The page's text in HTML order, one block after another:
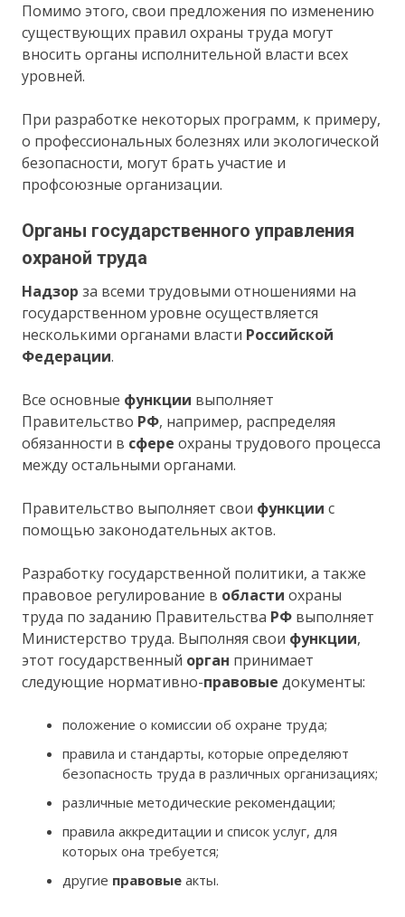
Помимо этого, свои предложения по изменению
существующих правил охраны труда могут
вносить органы исполнительной власти всех
уровней.
При разработке некоторых программ, к примеру,
о профессиональных болезнях или экологической
безопасности, могут брать участие и
профсоюзные организации.
Органы государственного управления
охраной труда
Надзор за всеми трудовыми отношениями на
государственном уровне осуществляется
несколькими органами власти Российской
Федерации.
Все основные функции выполняет
Правительство РФ, например, распределяя
обязанности в сфере охраны трудового процесса
между остальными органами.
Правительство выполняет свои функции с
помощью законодательных актов.
Разработку государственной политики, а также
правовое регулирование в области охраны
труда по заданию Правительства РФ выполняет
Министерство труда. Выполняя свои функции,
этот государственный орган принимает
следующие нормативно-правовые документы:
положение о комиссии об охране труда;
правила и стандарты, которые определяют
безопасность труда в различных организациях;
различные методические рекомендации;
правила аккредитации и список услуг, для
которых она требуется;
другие правовые акты.